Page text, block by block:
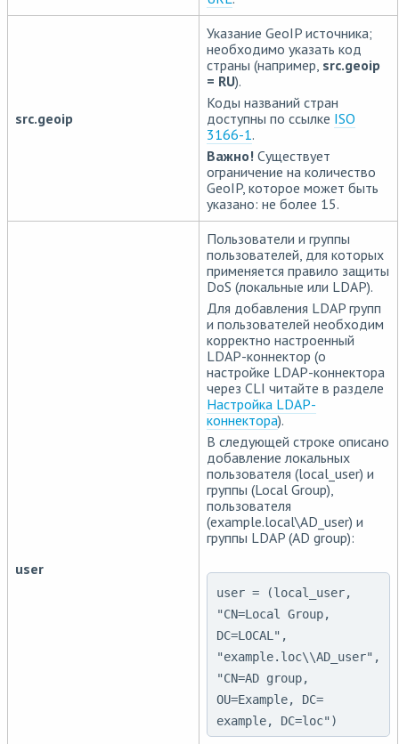
src.geoip
Указание GeoIP источника;
необходимо указать код
страны (например, src.geoip
= RU).
Коды названий стран
доступны по ссылке ISO
3166-1.
Важно! Существует
ограничение на количество
GeoIP, которое может быть
указано: не более 15.
user
Пользователи и группы
пользователей, для которых
применяется правило защиты
DoS (локальные или LDAP).
Для добавления LDAP групп
и пользователей необходим
корректно настроенный
LDAP-коннектор (о
настройке LDAP-коннектора
через CLI читайте в разделе
Настройка LDAP-
коннектора).
В следующей строке описано
добавление локальных
пользователя (local_user) и
группы (Local Group),
пользователя
(example.local\AD_user) и
группы LDAP (AD group):
user = (local_user,
"CN=Local Group,
DC=LOCAL",
"example.loc\\AD_user",
"CN=AD group,
OU=Example, DC=
example, DC=loc")